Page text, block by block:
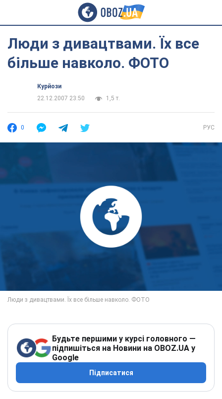
Люди з дивацтвами. Їх все
більше навколо. ФОТО
Курйози
22.12.2007 23:50
1,5 т.
0 РУС
Будьте першими у курсі головного —
підпишіться на Новини на OBOZ.UA у
Google
Підписатися